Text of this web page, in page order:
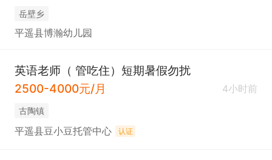
岳壁乡
平遥县博瀚幼儿园
英语老师（ 管吃住）短期暑假勿扰
2500-4000元/月
4小时前
古陶镇
平遥县豆小豆托管中心 认证